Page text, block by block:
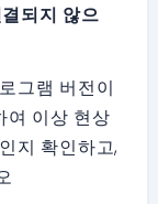
되지 않으
그램 버전이
이상 현상
지 확인하고,